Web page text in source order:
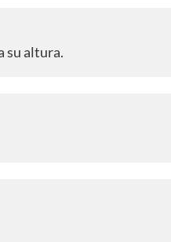
su altura.